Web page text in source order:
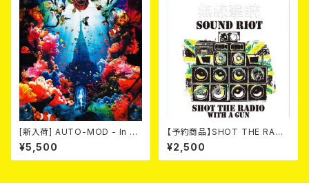
[新入荷] AUTO-MOD - In Th
e Wake Of KING AUTO-MO
D（CD+DVD/初回限定盤）
¥5,500
【予約商品】SHOT THE RADI
O WITH A GUN / SOUND RI
OT (CD)【8月８日発売】
¥2,500